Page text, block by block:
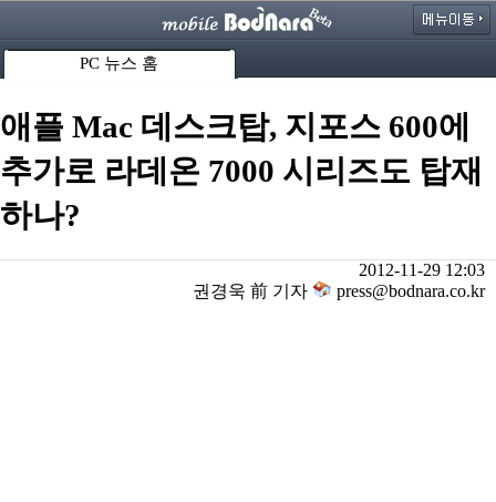
PC 뉴스 홈
애플 Mac 데스크탑, 지포스 600에
추가로 라데온 7000 시리즈도 탑재
하나?
2012-11-29 12:03
권경욱 前 기자
press@bodnara.co.kr